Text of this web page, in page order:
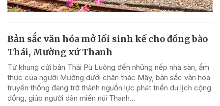
Bản sắc văn hóa mở lối sinh kế cho đồng bào
Thái, Mường xứ Thanh
Từ khung cửi bản Thái Pù Luông đến những nếp nhà sàn, ẩm
thực của người Mường dưới chân thác Mây, bản sắc văn hóa
truyền thống đang trở thành nguồn lực phát triển du lịch cộng
đồng, giúp người dân miền núi Thanh...